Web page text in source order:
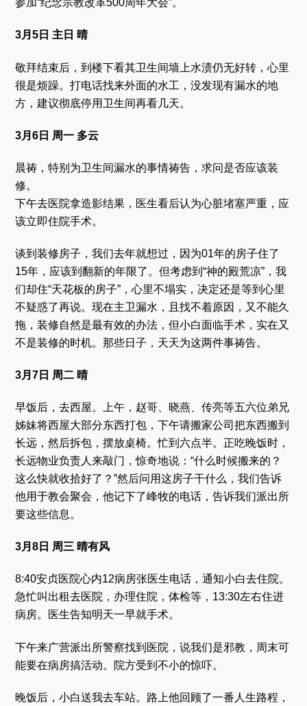
参加“纪念宗教改革500周年大会”。
3月5日 主日 晴
敬拜结束后，到楼下看其卫生间墙上水渍仍无好转，心里
很是烦躁。打电话找来外面的水工，没发现有漏水的地
方，建议彻底停用卫生间再看几天。
3月6日 周一 多云
晨祷，特别为卫生间漏水的事情祷告，求问是否应该装
修。
下午去医院拿造影结果，医生看后认为心脏堵塞严重，应
该立即住院手术。
谈到装修房子，我们去年就想过，因为01年的房子住了
15年，应该到翻新的年限了。但考虑到“神的殿荒凉”，我
们却住“天花板的房子”，心里不塌实，决定还是等到心里
不疑惑了再说。现在主卫漏水，且找不着原因，又不能久
拖，装修自然是最有效的办法，但小白面临手术，实在又
不是装修的时机。那些日子，天天为这两件事祷告。
3月7日 周二 晴
早饭后，去西屋。上午，赵哥、晓燕、传亮等五六位弟兄
姊妹将西屋大部分东西打包，下午请搬家公司把东西搬到
长远，然后拆包，摆放桌椅。忙到六点半。正吃晚饭时，
长远物业负责人来敲门，惊奇地说：“什么时候搬来的？
这么快就收拾好了？”然后问用这房子干什么，我们告诉
他用于教会聚会，他记下了峰牧的电话，告诉我们派出所
要这些信息。
3月8日 周三 晴有风
8:40安贞医院心内12病房张医生电话，通知小白去住院。
急忙叫出租去医院，办理住院，体检等，13:30左右住进
病房。医生告知明天一早就手术。
下午来广营派出所警察找到医院，说我们是邪教，周末可
能要在病房搞活动。院方受到不小的惊吓。
晚饭后，小白送我去车站。路上他回顾了一番人生路程，